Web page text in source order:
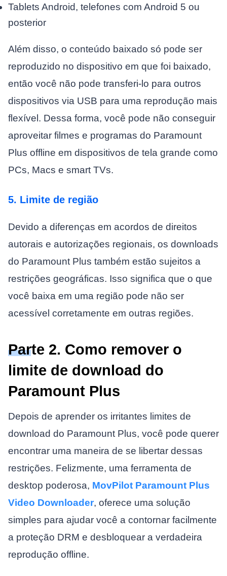
Tablets Android, telefones com Android 5 ou
posterior
Além disso, o conteúdo baixado só pode ser
reproduzido no dispositivo em que foi baixado,
então você não pode transferi-lo para outros
dispositivos via USB para uma reprodução mais
flexível. Dessa forma, você pode não conseguir
aproveitar filmes e programas do Paramount
Plus offline em dispositivos de tela grande como
PCs, Macs e smart TVs.
5. Limite de região
Devido a diferenças em acordos de direitos
autorais e autorizações regionais, os downloads
do Paramount Plus também estão sujeitos a
restrições geográficas. Isso significa que o que
você baixa em uma região pode não ser
acessível corretamente em outras regiões.
Parte 2. Como remover o
limite de download do
Paramount Plus
Depois de aprender os irritantes limites de
download do Paramount Plus, você pode querer
encontrar uma maneira de se libertar dessas
restrições. Felizmente, uma ferramenta de
desktop poderosa, MovPilot Paramount Plus
Video Downloader, oferece uma solução
simples para ajudar você a contornar facilmente
a proteção DRM e desbloquear a verdadeira
reprodução offline.